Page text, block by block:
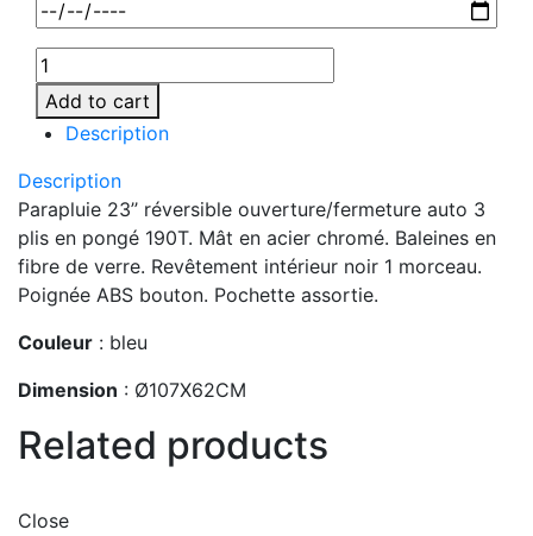
Add to cart
Description
Description
Parapluie 23’’ réversible ouverture/fermeture auto 3
plis en pongé 190T. Mât en acier chromé. Baleines en
fibre de verre. Revêtement intérieur noir 1 morceau.
Poignée ABS bouton. Pochette assortie.
Couleur : bleu
Dimension : Ø107X62CM
Related products
Close